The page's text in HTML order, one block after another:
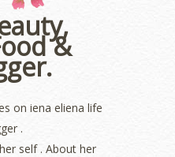
&
on iena eliena life
.
self . About her